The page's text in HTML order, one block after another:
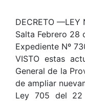
DECRETO —LEY
Salta Febrero 28
Expediente Nº
VISTO estas
General de la
de ampliar
Ley 705 del 22